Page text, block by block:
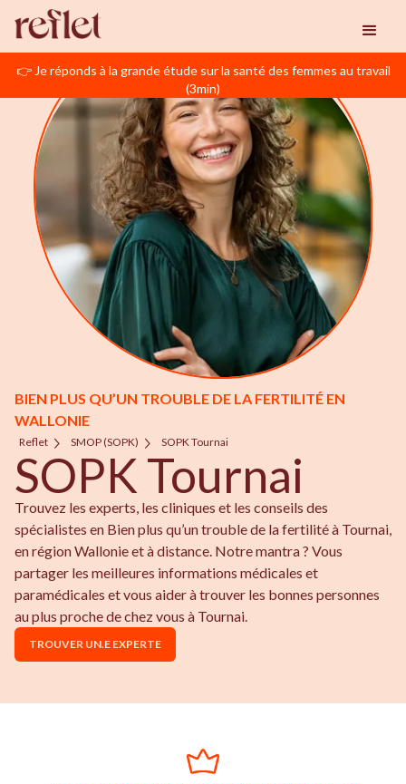
👉 Je réponds à la grande étude sur la santé des femmes au travail
(3min)
BIEN PLUS QU’UN TROUBLE DE LA FERTILITÉ EN
WALLONIE
Reflet SMOP (SOPK) SOPK Tournai
SOPK Tournai
Trouvez les experts, les cliniques et les conseils des
spécialistes en Bien plus qu’un trouble de la fertilité à Tournai,
en région Wallonie et à distance. Notre mantra ? Vous
partager les meilleures informations médicales et
paramédicales et vous aider à trouver les bonnes personnes
au plus proche de chez vous à Tournai.
TROUVER UN.E EXPERTE